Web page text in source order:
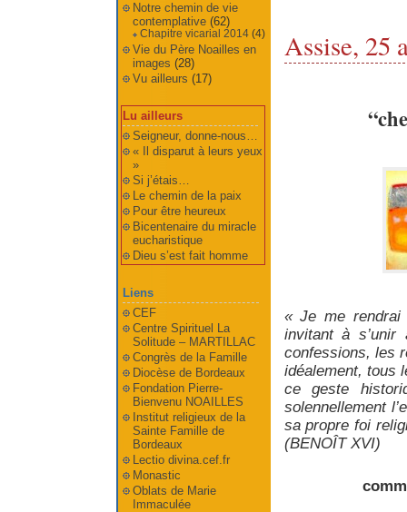
Assise, 25
« Je me rendrai
invitant à
confessions, les
idéalement, tous
ce geste
solennellement
sa propre foi
(BENOÎT XVI)
Notre chemin de vie
contemplative(62)
Chapitre vicarial 2014(4)
Vie du Père Noailles en
images (28)
Vu ailleurs (17)
Lu ailleurs
Seigneur, donne-nous…
« Il disparut à leurs yeux
»
Si j’étais…
Le chemin de la paix
Pour être heureux
Bicentenaire du miracle
eucharistique
Dieu s’est fait homme
Liens
CEF
Centre Spirituel La
Solitude – MARTILLAC
Congrès de la Famille
Diocèse de Bordeaux
Fondation Pierre-
Bienvenu NOAILLES
Institut religieux de la
Sainte Famille de
Bordeaux
Lectio divina.cef.fr
Monastic
Oblats de Marie
Immaculée